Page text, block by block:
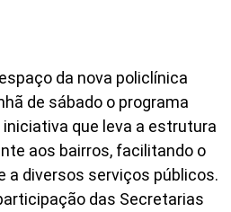
da nova policlínica
de sábado o programa
que leva a estrutura
aos bairros, facilitando o
a diversos serviços públicos.
das Secretarias